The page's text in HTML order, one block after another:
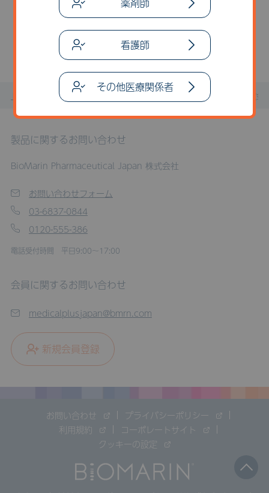
開催終了いたしました。
一覧に戻る
セミナー・講演会 5月24日(
会員に関するお問い合わせ
medicalplusjapan@bmrn.com
新規会員登録
製品に関するお問い合わせ
BioMarin Pharmaceutical Japan 株式会社
お問い合わせフォーム
03-6837-0844
0120-555-386
電話受付時間 平日9:00～17:00
お問い合わせ
プライバシーポリシー
利用規約
コーポレートサイト
クッキーの設定
看護師
その他医療関係者